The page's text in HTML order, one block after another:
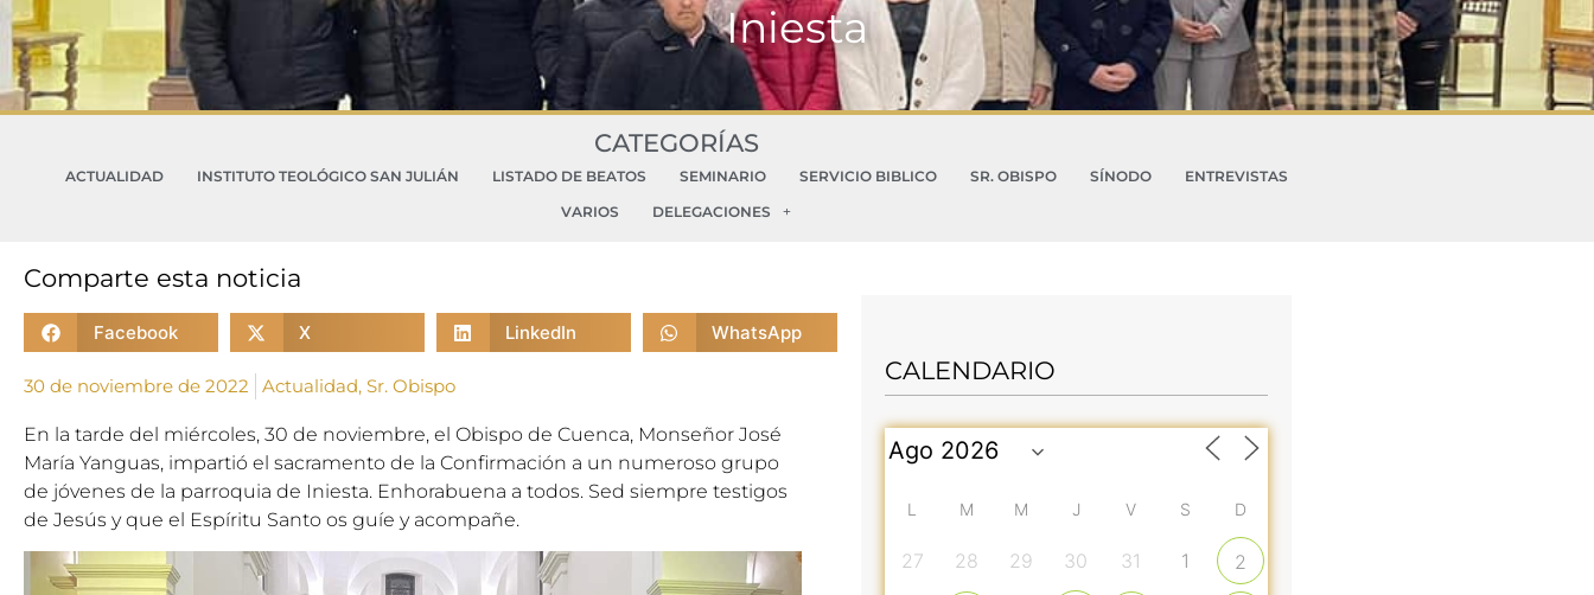
Iniesta
CATEGORÍAS
ACTUALIDAD INSTITUTO TEOLÓGICO SAN JULIÁN LISTADO DE BEATOS SEMINARIO SERVICIO BIBLICO SR. OBISPO SÍNODO
ENTREVISTAS
VARIOS
DELEGACIONES
Comparte esta noticia
Facebook X LinkedIn WhatsApp
30 de noviembre de 2022 Actualidad, Sr. Obispo
En la tarde del miércoles, 30 de noviembre, el Obispo de Cuenca, Monseñor José
María Yanguas, impartió el sacramento de la Confirmación a un numeroso grupo
de jóvenes de la parroquia de Iniesta. Enhorabuena a todos. Sed siempre testigos
de Jesús y que el Espíritu Santo os guíe y acompañe.
CALENDARIO
L M M J V S D
27 28 29 30 31 1 2